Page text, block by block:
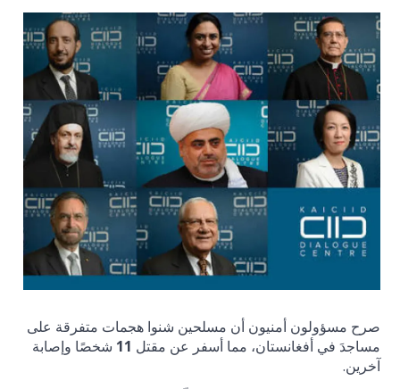
صرح مسؤولون أمنيون أن مسلحين شنوا هجمات متفرقة على
مساجدَ في أفغانستان، مما أسفر عن مقتل 11 شخصًا وإصابة
آخرين.